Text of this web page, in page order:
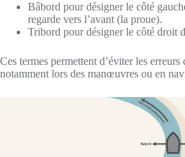
Bâbord pour désigner le côté
regarde vers l’avant (la proue).
Tribord pour désigner le côté droit
Ces termes permettent d’éviter les
notamment lors des manœuvres ou en